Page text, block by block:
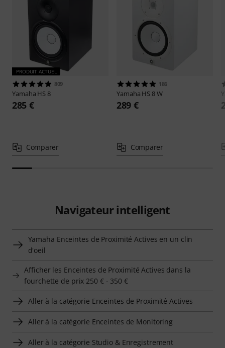
PRODUIT ACTUEL
809
Yamaha HS 8
285 €
Comparer
186
Yamaha HS 8 W
289 €
Comparer
Navigateur intelligent
Yamaha Enceintes de Proximité Actives en un clin
d'oeil
Afficher les Enceintes de Proximité Actives dans la
fourchette de prix 250 € - 350 €
Aller à la catégorie Enceintes de Proximité Actives
Aller à la catégorie Enceintes de Monitoring
Aller à la catégorie Studio & Enregistrement